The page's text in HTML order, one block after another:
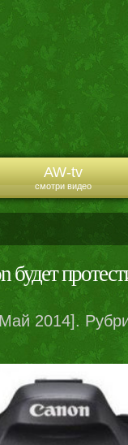
AW-tv
смотри видео
2014].